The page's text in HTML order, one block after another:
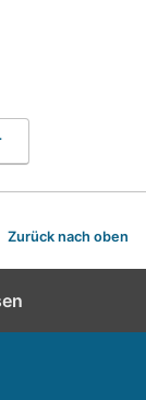
Zurück nach oben